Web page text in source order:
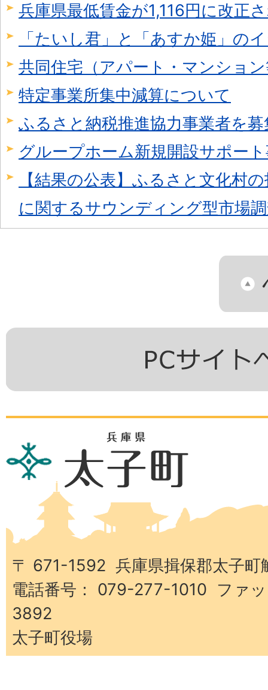
兵庫県最低賃金が1,116円に改正
「たいし君」と「あすか姫」の
共同住宅（アパート・マンショ
特定事業所集中減算について
ふるさと納税推進協力事業者を
グループホーム新規開設サポー
【結果の公表】ふるさと文化村
に関するサウンディング型市場
兵
庫
子
町
〒 671-1592 兵庫県揖保郡太子町
電話番号： 079-277-1010 ファ
3892
太子町役場